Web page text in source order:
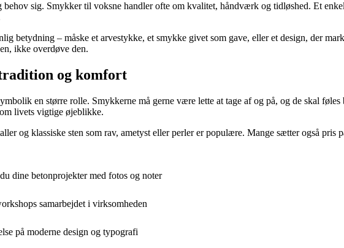
sig. Smykker til voksne handler ofte om kvalitet, håndværk og tidløshed. Et
betydning – måske et arvestykke, et smykke givet som gave, eller et design, der
ikke overdøve den.
og komfort
en større rolle. Smykkerne må gerne være lette at tage af og på, og de skal
livets vigtige øjeblikke.
og klassiske sten som rav, ametyst eller perler er populære. Mange sætter også
dine betonprojekter med fotos og noter
samarbejdet i virksomheden
på moderne design og typografi